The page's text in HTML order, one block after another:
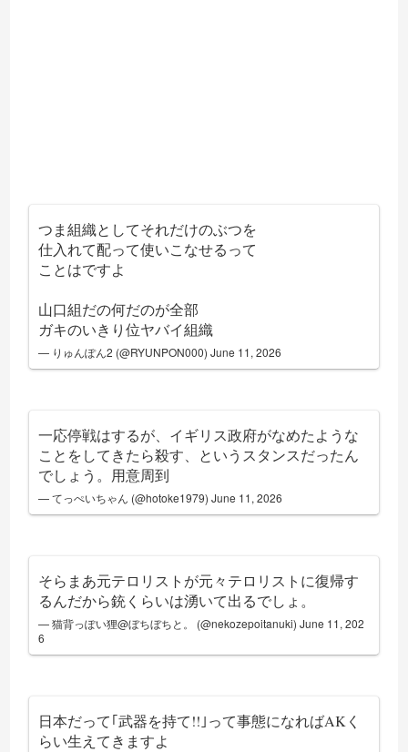
つま組織としてそれだけのぶつを
仕入れて配って使いこなせるって
ことはですよ
山口組だの何だのが全部
ガキのいきり位ヤバイ組織
— りゅんぽん2 (@RYUNPON000)June 11, 2026
一応停戦はするが、イギリス政府がなめたような
ことをしてきたら殺す、というスタンスだったん
でしょう。用意周到
— てっぺいちゃん (@hotoke1979)June 11, 2026
そらまあ元テロリストが元々テロリストに復帰す
るんだから銃くらいは湧いて出るでしょ。
— 猫背っぽい狸@ぼちぼちと。 (@nekozepoitanuki)June 11, 202
6
日本だって｢武器を持て!!｣って事態になればAKく
らい生えてきますよ